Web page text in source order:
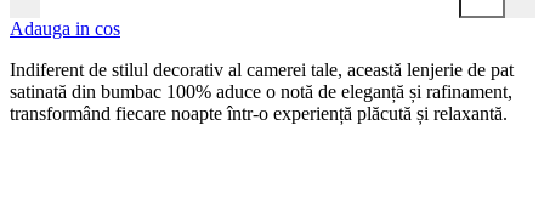
Adauga in cos
Indiferent de stilul decorativ al camerei tale, această lenjerie de pat
satinată din bumbac 100% aduce o notă de eleganță și rafinament,
transformând fiecare noapte într-o experiență plăcută și relaxantă.